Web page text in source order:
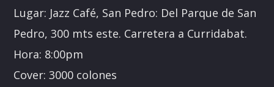
Lugar: Jazz Café, San Pedro: Del Parque de San
Pedro, 300 mts este. Carretera a Curridabat.
Hora: 8:00pm
Cover: 3000 colones